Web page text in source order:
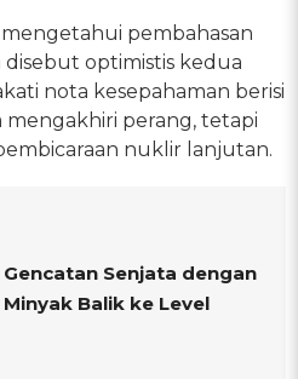
pembahasan
optimistis kedua
nota kesepahaman berisi
mengakhiri perang, tetapi
nuklir lanjutan.
Gencatan Senjata dengan
Balik ke Level